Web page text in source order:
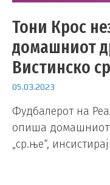
Тони Крос
домашниот
Вистинско
05.03.2023
Фудбалерот на
опиша домашниот
„ср.ње“,